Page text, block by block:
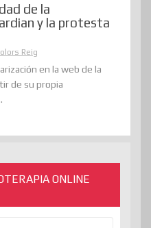
de la
y la protesta
Reig
en la web de la
de su propia
ONLINE